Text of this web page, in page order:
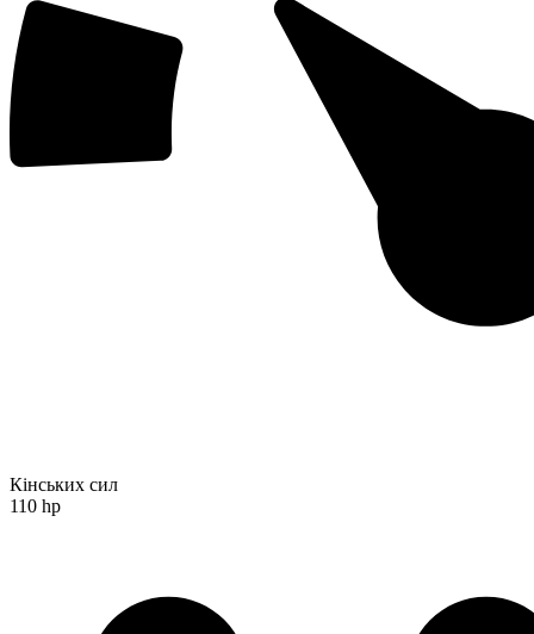
Кінських сил
110 hp